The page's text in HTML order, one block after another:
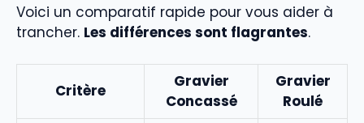
Voici un comparatif rapide pour vous aider à
trancher. Les différences sont flagrantes.
Critère
Gravier
Concassé
Gravier
Roulé